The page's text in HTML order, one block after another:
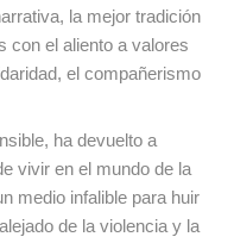
la mejor tradición
con el aliento a valores
el compañerismo
ha devuelto a
vivir en el mundo de la
medio infalible para huir
de la violencia y la